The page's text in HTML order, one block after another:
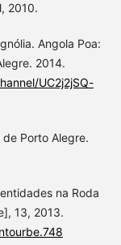
2010.
Angola Poa:
2014.
UC2j2jSQ-
de Porto Alegre.
na Roda
13, 2013.